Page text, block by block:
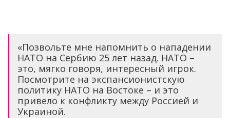
«Позвольте мне напомнить о нападении
НАТО на Сербию 25 лет назад. НАТО –
это, мягко говоря, интересный игрок.
Посмотрите на экспансионистскую
политику НАТО на Востоке – и это
привело к конфликту между Россией и
Украиной.